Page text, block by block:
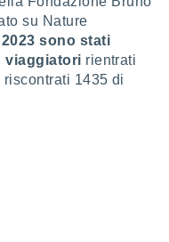
su Nature
sono stati
viaggiatori rientrati
1435 di